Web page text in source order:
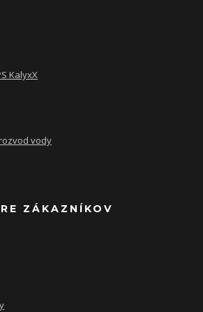
KalyxX
vody
ZÁKAZNÍKOV